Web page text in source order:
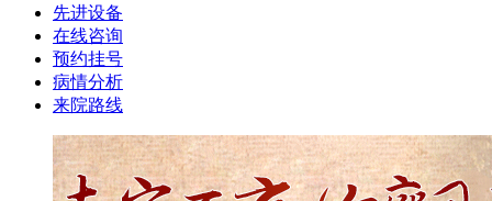
先进设备
在线咨询
预约挂号
病情分析
来院路线